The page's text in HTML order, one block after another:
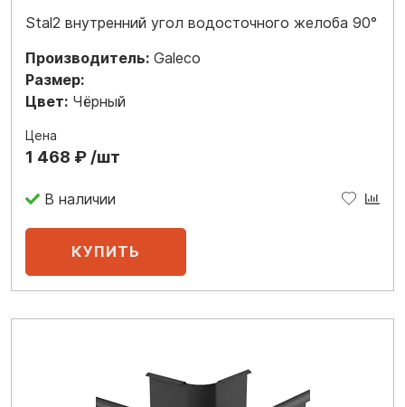
Stal2 внутренний угол водосточного желоба 90°
Производитель: Galeco
Размер:
Цвет: Чёрный
Цена
1 468 ₽ /шт
В наличии